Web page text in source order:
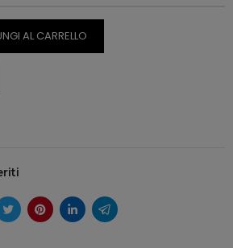
AL CARRELLO